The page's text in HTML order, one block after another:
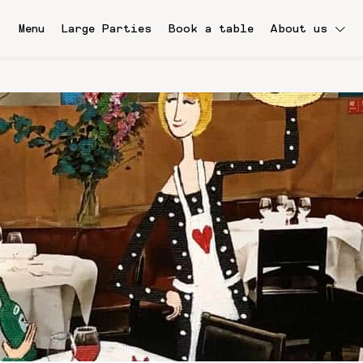
Menu Large Parties Book a table About us